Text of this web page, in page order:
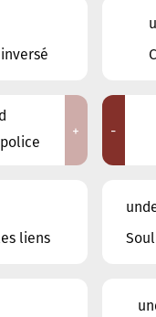
Tous
Ariston
Conservatoire de
d'Esch/Alzette
Eglise décanale St.
Escher Theater - Esch-
Restaurant FeVi Bosque
+ -
liens